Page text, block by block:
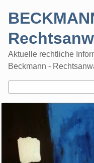
Aktuelle rechtliche
Beckmann -